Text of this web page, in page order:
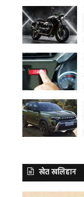
खेत खलिहान